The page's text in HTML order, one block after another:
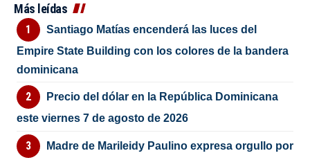
Más leídas
Santiago Matías encenderá las luces del
Empire State Building con los colores de la bandera
dominicana
Precio del dólar en la República Dominicana
este viernes 7 de agosto de 2026
Madre de Marileidy Paulino expresa orgullo por